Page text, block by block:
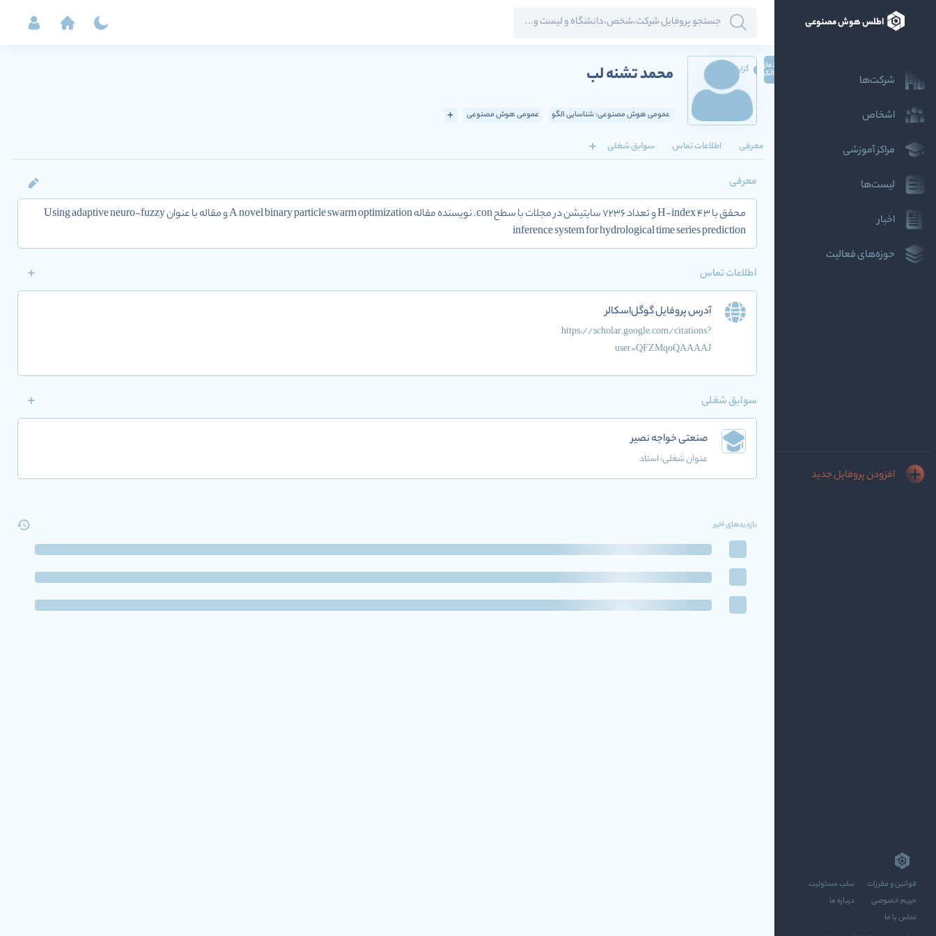
اطلس هوش مصنوعی
شرکت‌ها
اشخاص
مراکز آموزشی
لیست‌ها
اخبار
حوزه‌های فعالیت
افزودن پروفایل جدید
قوانین و مقررات
سلب مسئولیت
حریم خصوصی
درباره ما
تماس با ما
محمد تشنه لب
عمومی هوش مصنوعی: شناسایی الگو عمومی هوش مصنوعی
ادعای
مالکیت گزارش
معرفی اطلاعات تماس سوابق شغلی
معرفی
محقق با H-index 43 و تعداد 7236 سایتیشن در مجلات با سطح con. نویسنده مقاله A novel binary particle swarm optimization و مقاله با عنوان Using adaptive neuro-fuzzy
inference system for hydrological time series prediction
اطلاعات تماس
آدرس پروفایل گوگل‌اسکالر
https://scholar.google.com/citations?
user=QFZMqoQAAAAJ
سوابق شغلی
صنعتی خواجه نصیر
عنوان شغلی:استاد
بازدیدهای اخیر